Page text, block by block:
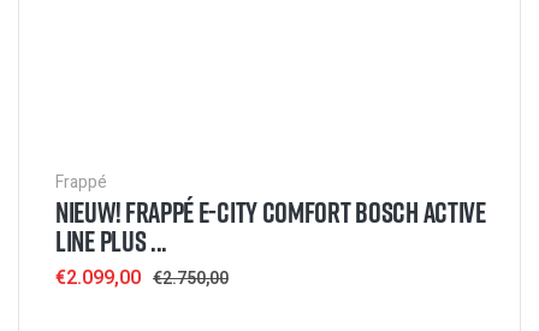
Frappé
NIEUW! FRAPPÉ E-CITY COMFORT BOSCH ACTIVE
LINE PLUS ...
Sale
€2.099,00 Regular
€2.750,00